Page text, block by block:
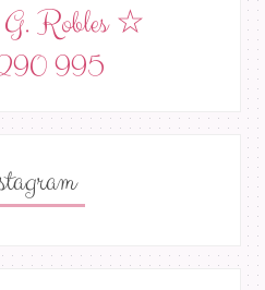
Robles ☆
995